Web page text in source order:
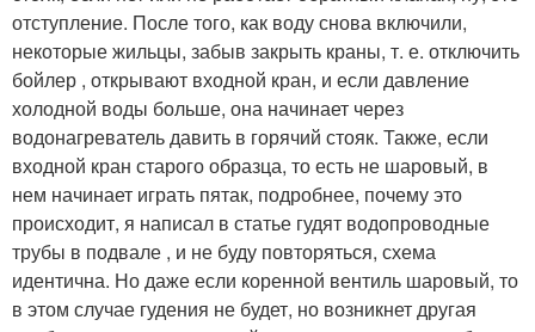
отступление. После того, как воду снова включили,
некоторые жильцы, забыв закрыть краны, т. е. отключить
бойлер , открывают входной кран, и если давление
холодной воды больше, она начинает через
водонагреватель давить в горячий стояк. Также, если
входной кран старого образца, то есть не шаровый, в
нем начинает играть пятак, подробнее, почему это
происходит, я написал в статье гудят водопроводные
трубы в подвале , и не буду повторяться, схема
идентична. Но даже если коренной вентиль шаровый, то
в этом случае гудения не будет, но возникнет другая